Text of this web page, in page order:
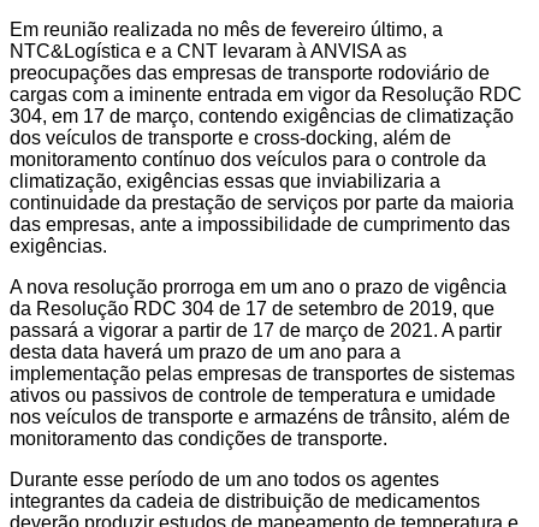
Em reunião realizada no mês de fevereiro último, a
NTC&Logística e a CNT levaram à ANVISA as
preocupações das empresas de transporte rodoviário de
cargas com a iminente entrada em vigor da Resolução RDC
304, em 17 de março, contendo exigências de climatização
dos veículos de transporte e cross-docking, além de
monitoramento contínuo dos veículos para o controle da
climatização, exigências essas que inviabilizaria a
continuidade da prestação de serviços por parte da maioria
das empresas, ante a impossibilidade de cumprimento das
exigências.
A nova resolução prorroga em um ano o prazo de vigência
da Resolução RDC 304 de 17 de setembro de 2019, que
passará a vigorar a partir de 17 de março de 2021. A partir
desta data haverá um prazo de um ano para a
implementação pelas empresas de transportes de sistemas
ativos ou passivos de controle de temperatura e umidade
nos veículos de transporte e armazéns de trânsito, além de
monitoramento das condições de transporte.
Durante esse período de um ano todos os agentes
integrantes da cadeia de distribuição de medicamentos
deverão produzir estudos de mapeamento de temperatura e